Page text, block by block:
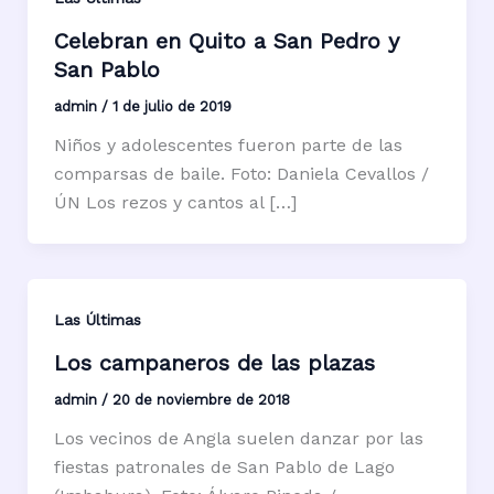
Celebran en Quito a San Pedro y
San Pablo
admin / 1 de julio de 2019
Niños y adolescentes fueron parte de las
comparsas de baile. Foto: Daniela Cevallos /
ÚN Los rezos y cantos al […]
Las Últimas
Los campaneros de las plazas
admin / 20 de noviembre de 2018
Los vecinos de Angla suelen danzar por las
fiestas patronales de San Pablo de Lago